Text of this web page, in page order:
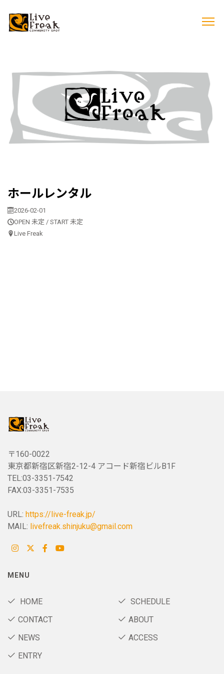
ホールレンタル
2026-02-01
OPEN 未定 / START 未定
Live Freak
〒160-0022
東京都新宿区新宿2-12-4 アコード新宿ビルB1F
TEL:03-3351-7542
FAX:03-3351-7535
URL: https://live-freak.jp/
MAIL: livefreak.shinjuku@gmail.com
MENU
HOME
SCHEDULE
CONTACT
ABOUT
NEWS
ACCESS
ENTRY